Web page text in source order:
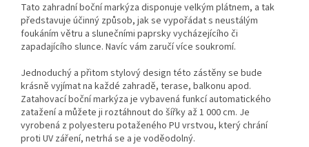
Tato zahradní boční markýza disponuje velkým plátnem, a tak
představuje účinný způsob, jak se vypořádat s neustálým
foukáním větru a slunečními paprsky vycházejícího či
zapadajícího slunce. Navíc vám zaručí více soukromí.
Jednoduchý a přitom stylový design této zástěny se bude
krásně vyjímat na každé zahradě, terase, balkonu apod.
Zatahovací boční markýza je vybavená funkcí automatického
zatažení a můžete ji roztáhnout do šířky až 1 000 cm. Je
vyrobená z polyesteru potaženého PU vrstvou, který chrání
proti UV záření, netrhá se a je voděodolný.